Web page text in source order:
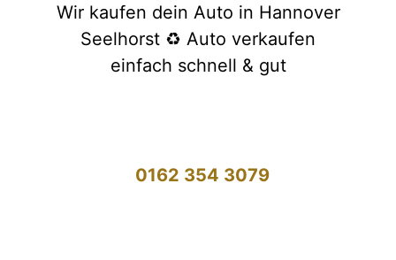
Wir kaufen dein Auto in Hannover
Seelhorst ♻️ Auto verkaufen
einfach schnell & gut
0162 354 3079